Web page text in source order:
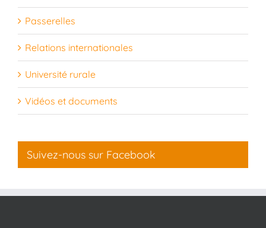
Passerelles
Relations internationales
Université rurale
Vidéos et documents
Suivez-nous sur Facebook